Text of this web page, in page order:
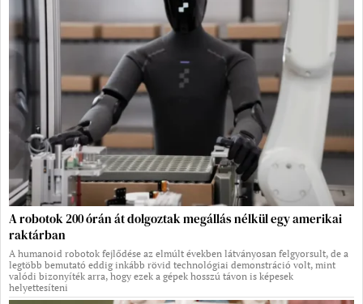
A robotok 200 órán át dolgoztak megállás nélkül egy amerikai
raktárban
A humanoid robotok fejlődése az elmúlt években látványosan felgyorsult, de a
legtöbb bemutató eddig inkább rövid technológiai demonstráció volt, mint
valódi bizonyíték arra, hogy ezek a gépek hosszú távon is képesek
helyettesíteni